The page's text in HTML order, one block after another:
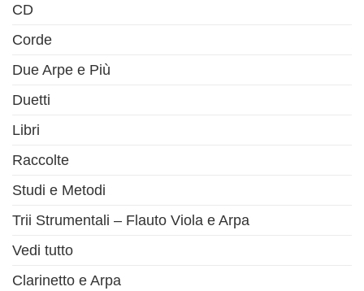
CD
Corde
Due Arpe e Più
Duetti
Libri
Raccolte
Studi e Metodi
Trii Strumentali – Flauto Viola e Arpa
Vedi tutto
Clarinetto e Arpa